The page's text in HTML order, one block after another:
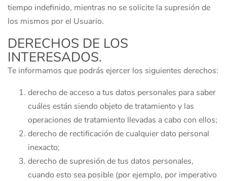
tiempo indefinido, mientras no se solicite la supresión de
los mismos por el Usuario.
DERECHOS DE LOS
INTERESADOS.
Te informamos que podrás ejercer los siguientes derechos:
derecho de acceso a tus datos personales para saber
cuáles están siendo objeto de tratamiento y las
operaciones de tratamiento llevadas a cabo con ellos;
derecho de rectificación de cualquier dato personal
inexacto;
derecho de supresión de tus datos personales,
cuando esto sea posible (por ejemplo, por imperativo